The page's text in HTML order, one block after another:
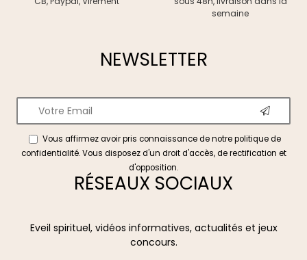
semaine
NEWSLETTER
Vous affirmez avoir pris connaissance de notrepolitique de
confidentialité. Vous disposez d'un droit d'accès, de rectification et
d'opposition.
RÉSEAUX SOCIAUX
Eveil spirituel, vidéos informatives, actualités et jeux
concours.